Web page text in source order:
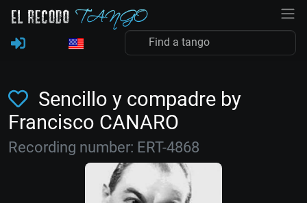
Sencillo y compadre by
Francisco CANARO
Recording number: ERT-4868